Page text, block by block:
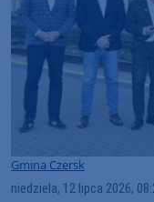
Gmina Czersk
niedziela, 12 lipca 2026,